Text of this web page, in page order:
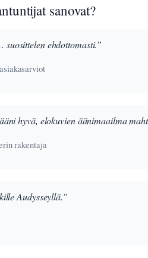
sanovat?
ehdottomasti.”
hyvä, elokuvien äänimaailma
rakentaja
Audysseyllä.”